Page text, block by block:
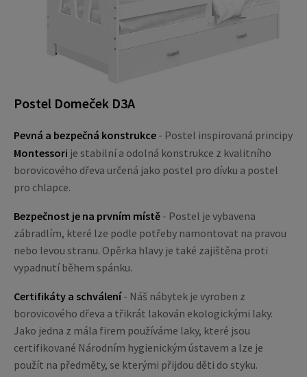
Postel Domeček D3A
Pevná a bezpečná konstrukce - Postel inspirovaná principy
Montessori je stabilní a odolná konstrukce z kvalitního
borovicového dřeva určená jako postel pro dívku a postel
pro chlapce.
Bezpečnost je na prvním místě - Postel je vybavena
zábradlím, které lze podle potřeby namontovat na pravou
nebo levou stranu. Opěrka hlavy je také zajištěna proti
vypadnutí během spánku.
Certifikáty a schválení- Náš nábytek je vyroben z
borovicového dřeva a třikrát lakován ekologickými laky.
Jako jedna z mála firem používáme laky, které jsou
certifikované Národním hygienickým ústavem a lze je
použít na předměty, se kterými přijdou děti do styku.